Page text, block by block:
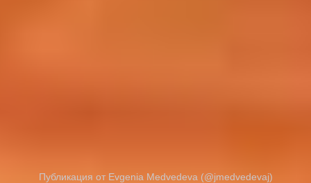
Публикация от Evgenia Medvedevа (@jmedvedevaj)